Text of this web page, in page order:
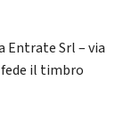
Entrate Srl – via
fede il timbro